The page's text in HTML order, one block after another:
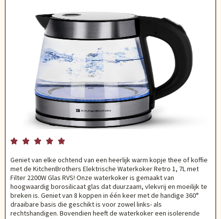
    
Geniet van elke ochtend van een heerlijk warm kopje thee of koffie
met de KitchenBrothers Elektrische Waterkoker Retro 1, 7L met
Filter 2200W Glas RVS! Onze waterkoker is gemaakt van
hoogwaardig borosilicaat glas dat duurzaam, vlekvrij en moeilijk te
breken is. Geniet van 8 koppen in één keer met de handige 360°
draaibare basis die geschikt is voor zowel links- als
rechtshandigen. Bovendien heeft de waterkoker een isolerende